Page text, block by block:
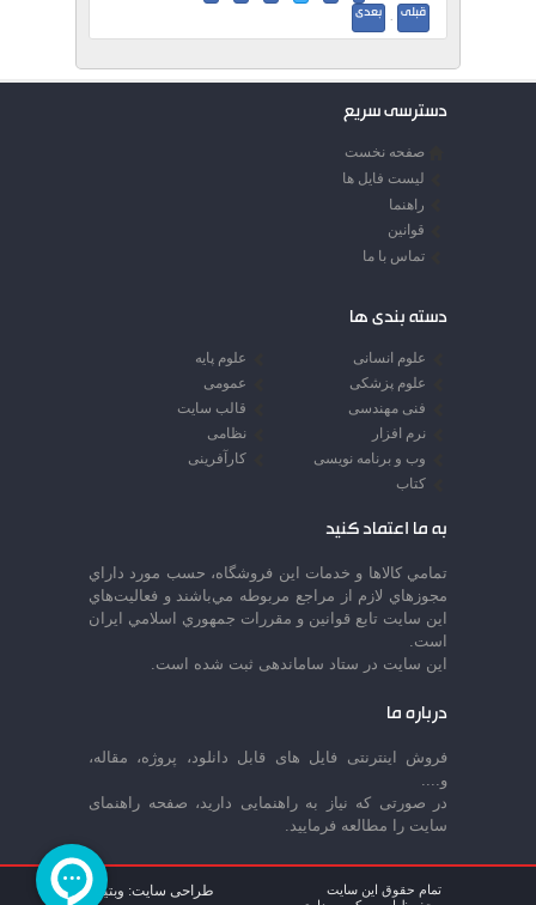
قبلی · بعدی
دسترسی سریع
صفحه نخست
لیست فایل ها
راهنما
قوانین
تماس با ما
دسته بندی ها
علوم انسانی
علوم پایه
علوم پزشکی
عمومی
فنی مهندسی
قالب سایت
نرم افزار
نظامی
وب و برنامه نویسی
کارآفرینی
کتاب
به ما اعتماد کنید
تمامي كالاها و خدمات اين فروشگاه، حسب مورد داراي
مجوزهاي لازم از مراجع مربوطه مي‌باشند و فعاليت‌هاي
اين سايت تابع قوانين و مقررات جمهوري اسلامي ايران
است.
این سایت در ستاد ساماندهی ثبت شده است.
درباره ما
فروش اینترنتی فایل های قابل دانلود، پروژه، مقاله،
و....
در صورتی که نیاز به راهنمایی دارید، صفحه راهنمای
سایت را مطالعه فرمایید.
تمام حقوق این سایت
طراحی سایت: وبتینا